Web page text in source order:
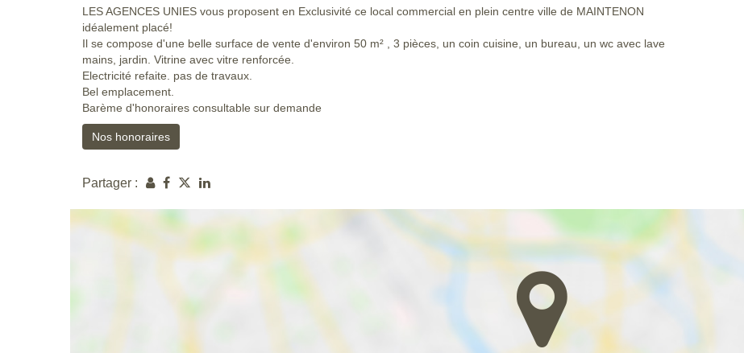
LES AGENCES UNIES vous proposent en Exclusivité ce local commercial en plein centre ville de MAINTENON
idéalement placé!
Il se compose d'une belle surface de vente d'environ 50 m² , 3 pièces, un coin cuisine, un bureau, un wc avec lave
mains, jardin. Vitrine avec vitre renforcée.
Electricité refaite. pas de travaux.
Bel emplacement.
Barème d'honoraires consultable sur demande
Nos honoraires
Partager :